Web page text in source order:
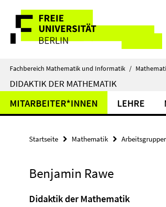
direkt
Inhalt
Service-
Navigation
Fachbereich Mathematik und Informatik /
DIDAKTIK DER MATHEMATIK
MITARBEITER*INNEN LEHRE
Startseite Mathematik
Benjamin Rawe
Didaktik der Mathematik